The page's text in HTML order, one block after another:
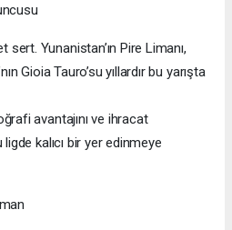
Yunanistan’ın Pire Limanı,
Gioia Tauro’su yıllardır bu yarışta
avantajını ve ihracat
kalıcı bir yer edinmeye